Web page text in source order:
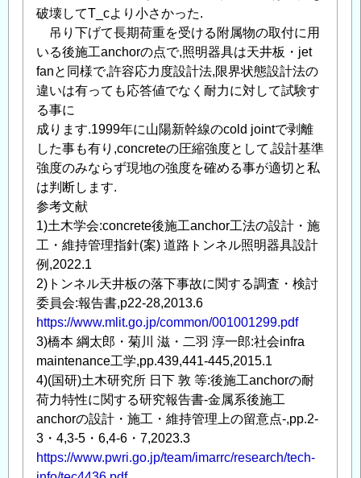
破壊してT_cより小さかった.
吊り下げて長期荷重を受ける附属物の取付に用
いる後施工anchorの点で,照明器具は天井板・jet
fanと同様で,許容応力度設計法,限界状態設計法の
違いは有っても応答値でなく耐力に対して試験す
る事に
成ります.1999年に山陽新幹線のcold jointで剥離
した事も有り,concreteの圧縮強度として,設計基準
強度のみならず現地の強度を確める事が適切と私
は判断します.
参考文献
1)土木学会:concrete後施工anchor工法の設計・施
工・維持管理指針(案) 道路トンネル照明器具設計
例,2022.1
2)トンネル天井板の落下事故に関する調査・検討
委員会:報告書,p22-28,2013.6
https://www.mlit.go.jp/common/001001299.pdf
3)橋本 綱太郎・菊川 滋・二羽 淳一郎:社会infra
maintenance工学,pp.439,441-445,2015.1
4)(国研)土木研究所 日下 敦 等:後施工anchorの耐
荷力特性に関する研究報告書-金属系後施工
anchorの設計・施工・維持管理上の留意点-,pp.2-
3・4,3-5・6,4-6・7,2023.3
https://www.pwri.go.jp/team/imarrc/research/tech-